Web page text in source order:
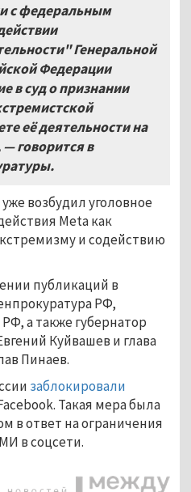
с федеральным
Генеральной
Федерации
в суд о признании
её деятельности на
говорится в
возбудил уголовное
Meta как
и содействию
публикаций в
РФ,
а также губернатор
Куйвашев и глава
Пинаев.
заблокировали
Такая мера была
в ответ на ограничения
в соцсети.